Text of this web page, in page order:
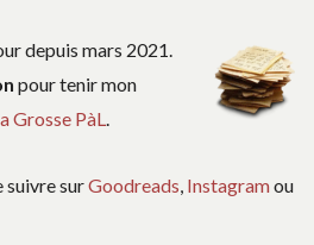
depuis mars 2021.
pour tenir mon
Grosse PàL.
suivre surGoodreads, Instagramou